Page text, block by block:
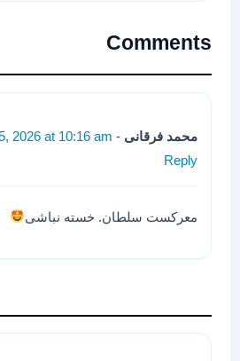
Comments
محمد فرقانی
2026 at 10:16 am
Reply
معرکست سلطان. خسته نباشی